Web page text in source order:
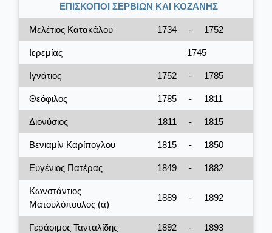
ΕΠΙΣΚΟΠΟΙ ΣΕΡΒΙΩΝ ΚΑΙ ΚΟΖΑΝΗΣ
Μελέτιος Κατακάλου 1734 - 1752
Ιερεμίας 1745
Ιγνάτιος 1752 - 1785
Θεόφιλος 1785 - 1811
Διονύσιος 1811 - 1815
Βενιαμίν Καρίπογλου 1815 - 1850
Ευγένιος Πατέρας 1849 - 1882
Κωνστάντιος
Ματουλόπουλος (α)
1889 - 1892
Γεράσιμος Τανταλίδης 1892 - 1893